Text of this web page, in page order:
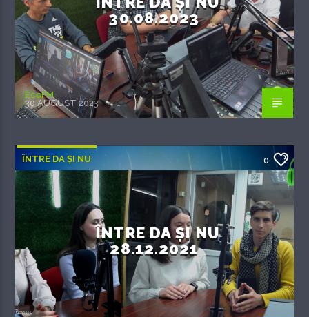
30.08.2023
EcoFM
30 AUGUST 2023
ÎNTRE DA ȘI NU 0
ÎNTRE DA ȘI NU
28.12.2021